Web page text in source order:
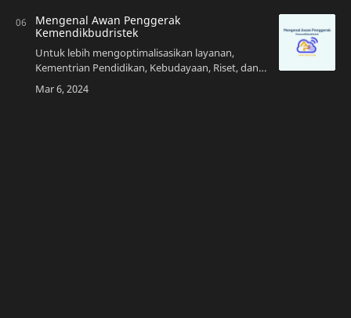
Mengenal Awan Penggerak
Kemendikbudristek
Untuk lebih mengoptimalisasikan layanan,
Kementrian Pendidikan, Kebudayaan, Riset, dan
Teknologi (Kemendikbudristek) merilis Awan
Penggerak. Awan Penggerak merupakan sistem